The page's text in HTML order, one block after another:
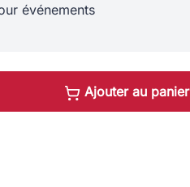
événements
Ajouter au panier